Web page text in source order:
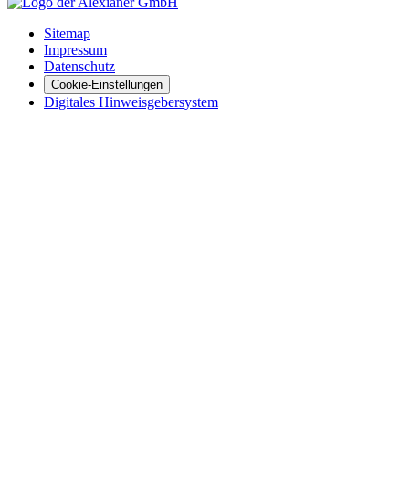
Sitemap
Impressum
Datenschutz
Cookie-Einstellungen
Digitales Hinweisgebersystem